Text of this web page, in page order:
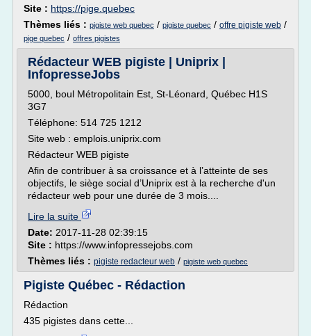
Site : https://pige.quebec
Thèmes liés : pigiste web quebec / pigiste quebec / offre pigiste web /
pige quebec / offres pigistes
Rédacteur WEB pigiste | Uniprix |
InfopresseJobs
5000, boul Métropolitain Est, St-Léonard, Québec H1S
3G7
Téléphone: 514 725 1212
Site web : emplois.uniprix.com
Rédacteur WEB pigiste
Afin de contribuer à sa croissance et à l’atteinte de ses
objectifs, le siège social d’Uniprix est à la recherche d'un
rédacteur web pour une durée de 3 mois....
Lire la suite
Date: 2017-11-28 02:39:15
Site : https://www.infopressejobs.com
Thèmes liés : pigiste redacteur web / pigiste web quebec
Pigiste Québec - Rédaction
Rédaction
435 pigistes dans cette...